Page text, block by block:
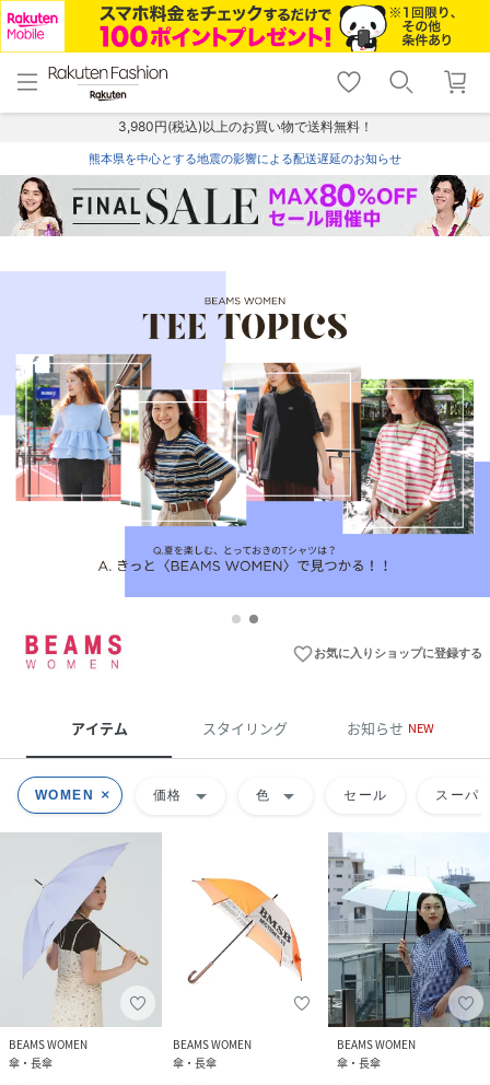
menu home
トップ
shopping_cart lock_outline
ログイン
3,980円(税込)以上のお買い物で送料無料！
熊本県を中心とする地震の影響による配送遅延のお知らせ
favorite_borderお気に入りショップに登録する
アイテム スタイリング お知らせ NEW
WOMEN 価格 arrow_drop_down 色 arrow_drop_down セール スーパ
BEAMS WOMEN
傘・長傘
BEAMS WOMEN
傘・長傘
BEAMS WOMEN
傘・長傘